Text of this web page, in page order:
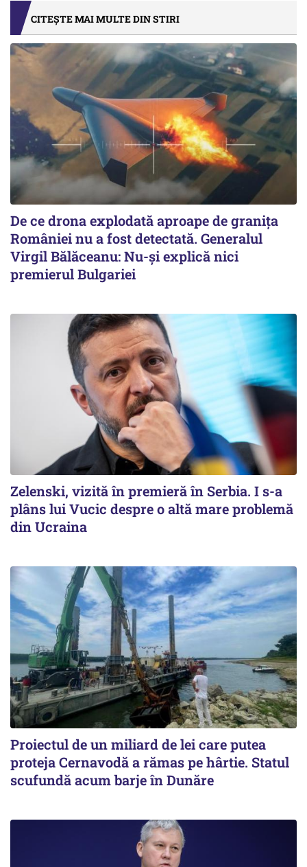
CITEȘTE MAI MULTE DIN STIRI
De ce drona explodată aproape de granița
României nu a fost detectată. Generalul
Virgil Bălăceanu: Nu-și explică nici
premierul Bulgariei
Zelenski, vizită în premieră în Serbia. I s-a
plâns lui Vucic despre o altă mare problemă
din Ucraina
Proiectul de un miliard de lei care putea
proteja Cernavodă a rămas pe hârtie. Statul
scufundă acum barje în Dunăre